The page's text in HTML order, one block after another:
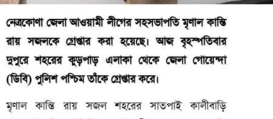
নেত্রকোণা জেলা আওয়ামী লীগের সহসভাপতি মৃণাল কান্তি
রায় সজলকে গ্রেপ্তার করা হয়েছে। আজ বৃহস্পতিবার
দুপুরে শহরের কুড়পাড় এলাকা থেকে জেলা গোয়েন্দা
(ডিবি) পুলিশ পশ্চিম তাঁকে গ্রেপ্তার করে।
মৃণাল কান্তি রায় সজল শহরের সাতপাই কালীবাড়ি